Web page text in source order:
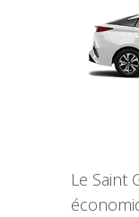
Le Saint